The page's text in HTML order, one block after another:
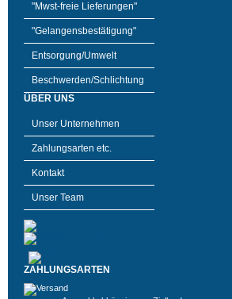
"Mwst-freie Lieferungen"
"Gelangensbestätigung"
Entsorgung/Umwelt
Beschwerden/Schlichtung
ÜBER UNS
Unser Unternehmen
Zahlungsarten etc.
Kontakt
Unser Team
ZAHLUNGSARTEN